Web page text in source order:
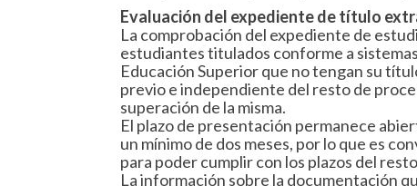
Evaluación del expediente de título
La comprobación del expediente de
estudiantes titulados conforme a
Educación Superior que no tengan su
previo e independiente del resto de
superación de la misma.
El plazo de presentación permanece
un mínimo de dos meses, por lo que es
para poder cumplir con los plazos del
La información sobre la documentación